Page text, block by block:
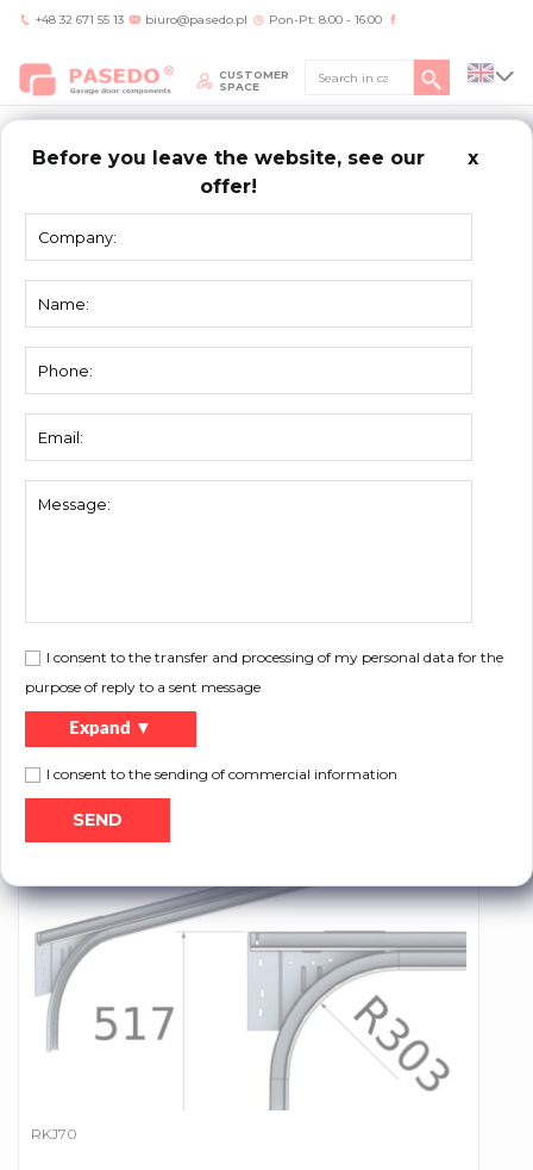
+48 32 671 55 13 biuro@pasedo.pl Pon-Pt: 8:00 - 16:00
CUSTOMER
SPACE
Before you leave the website, see our
offer!
x
I consent to the transfer and processing of my personal data for the
purpose of reply to a sent message
Expand ▼
I consent to the sending of commercial information
Home/Bramy
GARAGEDOORS
Garage doors
RK70
RKJ70